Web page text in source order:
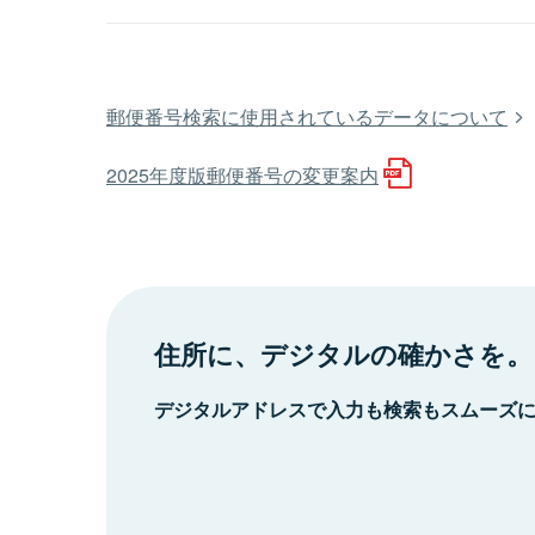
郵便番号検索に使用されているデータについて
2025年度版郵便番号の変更案内
住所に、デジタルの確かさを。
デジタルアドレスで入力も検索もスムーズ